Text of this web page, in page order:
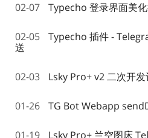
02-07 Typecho 登录界面美
02-05
Typecho 插件 -
送
02-03 Lsky Pro+ v2 二次开
01-26 TG Bot Webapp
01-19 Lsky Pro+ 兰空图床